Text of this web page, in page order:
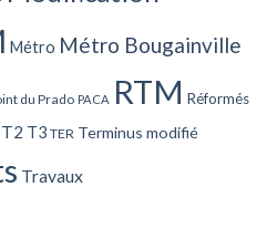
Métro Métro Bougainville
du Prado PACA RTM Réformés
T2 T3 TER Terminus modifié
Travaux